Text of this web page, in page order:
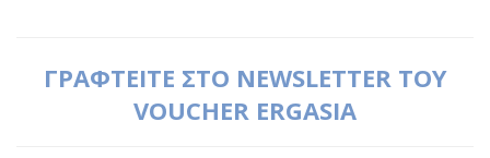
ΓΡΑΦΤΕΙΤΕ ΣΤΟ NEWSLETTER ΤΟΥ
VOUCHER ERGASIA